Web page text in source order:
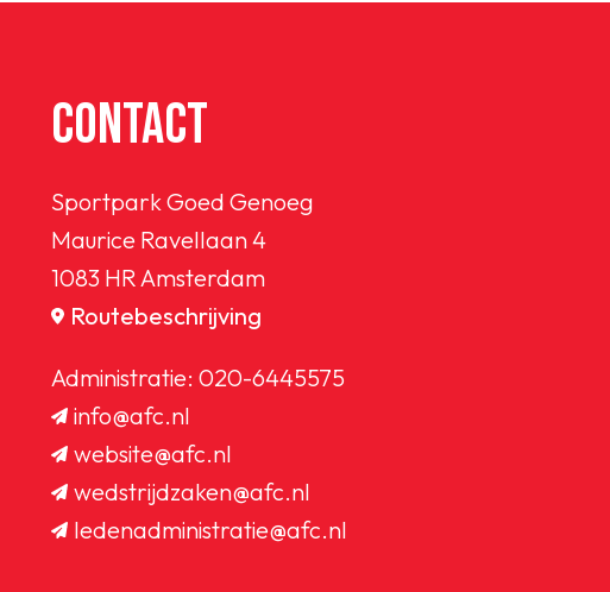
CONTACT
Sportpark Goed Genoeg
Maurice Ravellaan 4
1083 HR Amsterdam
Routebeschrijving
Administratie: 020-6445575
info@afc.nl
website@afc.nl
wedstrijdzaken@afc.nl
ledenadministratie@afc.nl